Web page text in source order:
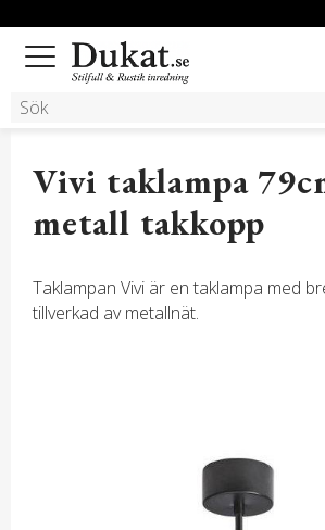
Meny
Vivi taklampa
metall takkopp
Taklampan Vivi är en taklampa med
tillverkad av metallnät.